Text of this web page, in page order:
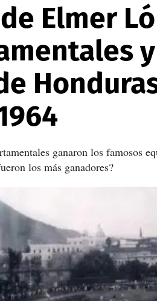
Elmer
ganaron los famosos
los más ganadores?